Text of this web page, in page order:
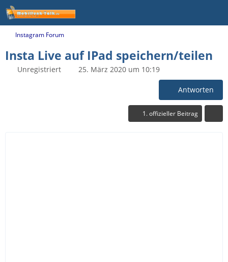
Instagram Forum
Insta Live auf IPad speichern/teilen
Unregistriert 25. März 2020 um 10:19
Antworten
1. offizieller Beitrag